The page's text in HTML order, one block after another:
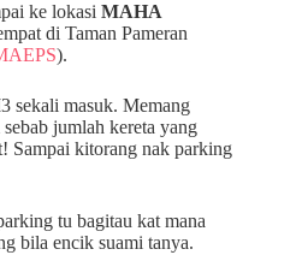
ke lokasi MAHA
di Taman Pameran
).
sekali masuk. Memang
jumlah kereta yang
Sampai kitorang nak parking
tu bagitau kat mana
bila encik suami tanya.